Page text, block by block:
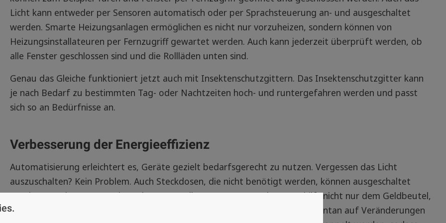
Licht kann entweder per Sensoren automatisch oder per Sprachsteuerung an- und ausgeschaltet
werden. Smarte Heizungsanlagen ermöglichen es nicht nur vorzuheizen, sondern können von
Heizungsinstallateuren per Fernzugriff gewartet werden. Auch kann jederzeit überprüft werden, ob
alle Fenster geschlossen sind und die Rollläden unten sind.
Genau das Gleiche funktioniert jetzt auch mit Insektenschutzgittern. Das Insektenschutzgitter kann
je nach Bedarf zu bestimmten Tag- oder Nachtzeiten hoch- und runtergefahren werden und passt
sich so an Bedürfnisse an.
Verbesserung der Energieeffizienz
Automatisierung erleichtert es, Geräte gezielt bedarfsgerecht zu nutzen. Vergessen das Licht
auszuschalten? Kein Problem. Auch Steckdosen, die nicht benötigt werden, können ausgeschaltet
werden, um den Stromverbrauch von Standby-Geräten zu senken. Das hilft nicht nur dem Geldbeutel,
sondern auch der Umwelt. Eine smarte Heizungssteuerung kann helfen, spontan auf Veränderungen